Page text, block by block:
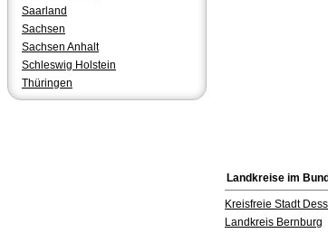
Saarland
Sachsen
Sachsen Anhalt
Schleswig Holstein
Thüringen
Landkreise im
Kreisfreie Stadt
Landkreis Bernburg